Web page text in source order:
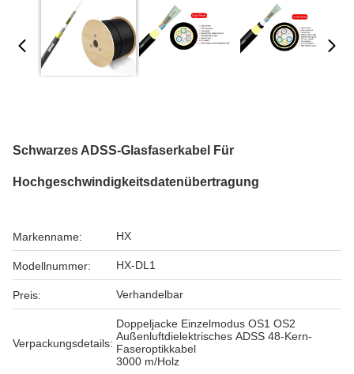
Schwarzes ADSS-Glasfaserkabel Für
Hochgeschwindigkeitsdatenübertragung
Markenname: HX
Modellnummer: HX-DL1
Preis: Verhandelbar
Verpackungsdetails:
Doppeljacke Einzelmodus OS1 OS2
Außenluftdielektrisches ADSS 48-Kern-
Faseroptikkabel
3000 m/Holz